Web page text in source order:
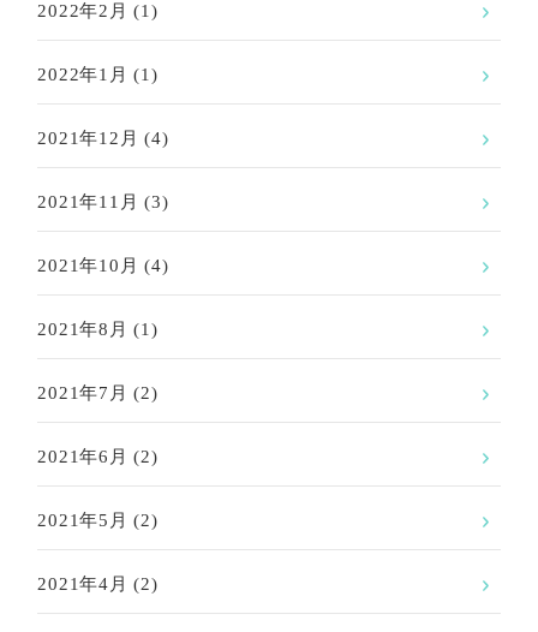
2022年2月 (1)
2022年1月 (1)
2021年12月 (4)
2021年11月 (3)
2021年10月 (4)
2021年8月 (1)
2021年7月 (2)
2021年6月 (2)
2021年5月 (2)
2021年4月 (2)